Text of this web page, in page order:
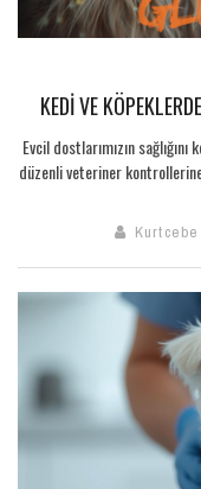
KEDI VE
Evcil dostlarımızın
düzenli veteriner
Kurtcebe